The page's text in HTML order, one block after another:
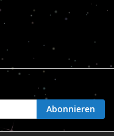
Abonnieren